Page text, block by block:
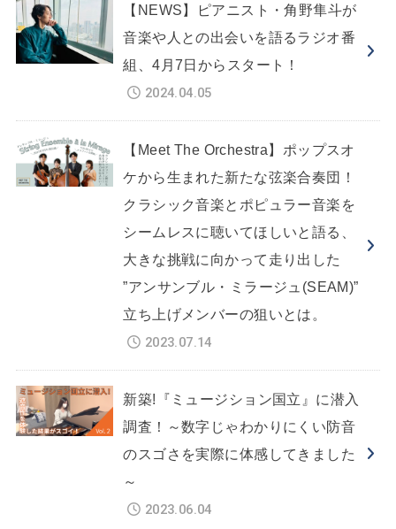
【NEWS】ピアニスト・角野隼斗が
音楽や人との出会いを語るラジオ番
組、4月7日からスタート！
2024.04.05
【Meet The Orchestra】ポップスオ
ケから生まれた新たな弦楽合奏団！
クラシック音楽とポピュラー音楽を
シームレスに聴いてほしいと語る、
大きな挑戦に向かって走り出した
”アンサンブル・ミラージュ(SEAM)”
立ち上げメンバーの狙いとは。
2023.07.14
新築!『ミュージション国立』に潜入
調査！～数字じゃわかりにくい防音
のスゴさを実際に体感してきました
～
2023.06.04